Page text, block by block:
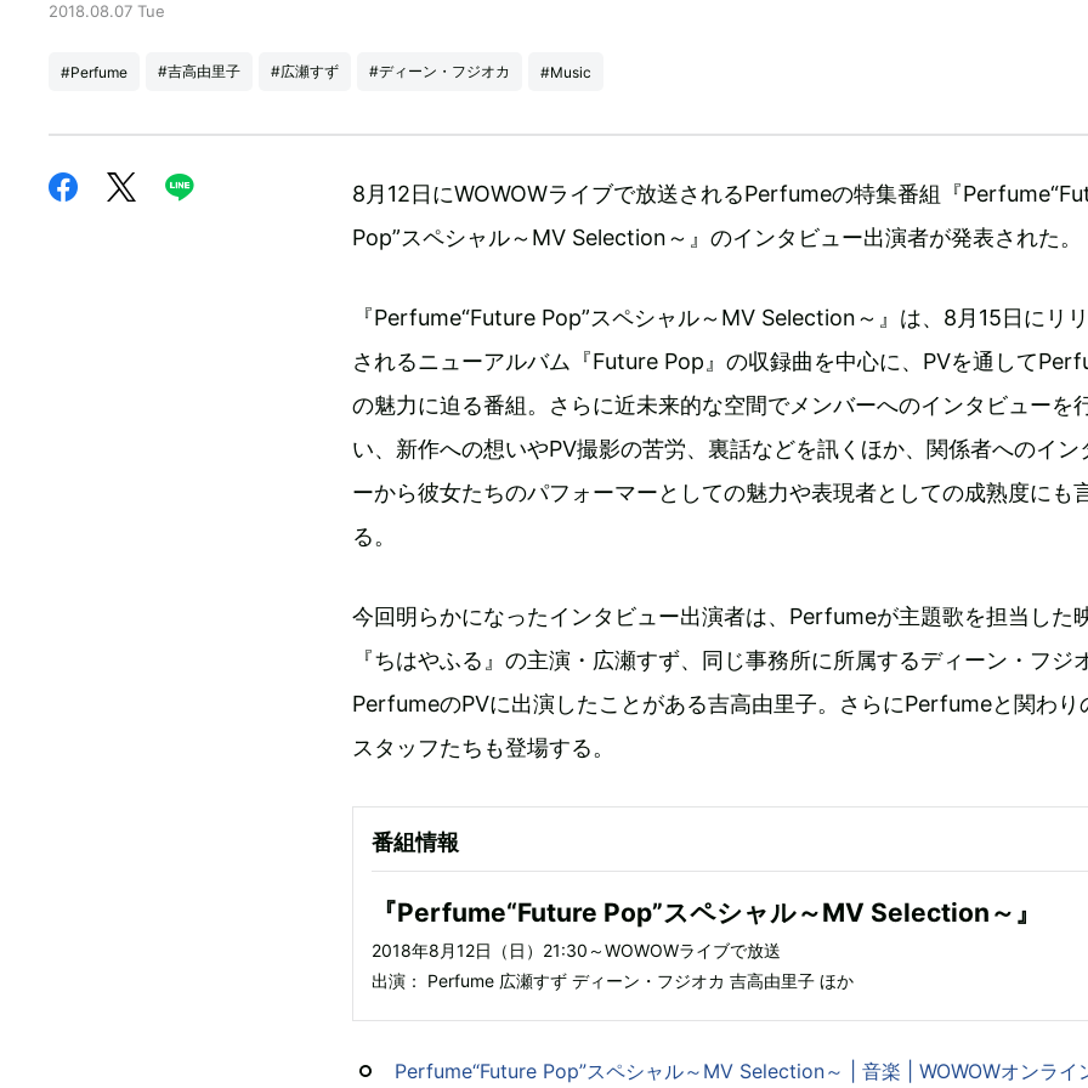
2018.08.07 Tue
#Perfume #吉高由里子 #広瀬すず #ディーン・フジオカ #Music
8月12日にWOWOWライブで放送されるPerfumeの特集番組『
Pop”スペシャル～MV Selection～』のインタビュー出演者が発表された。
『Perfume“Future Pop”スペシャル～MV Selection～』は、8月15日にリ
されるニューアルバム『Future Pop』の収録曲を中心に、PVを通して
の魅力に迫る番組。さらに近未来的な空間でメンバーへのインタビューを
い、新作への想いやPV撮影の苦労、裏話などを訊くほか、関係者へのイン
ーから彼女たちのパフォーマーとしての魅力や表現者としての成熟度にも
る。
今回明らかになったインタビュー出演者は、Perfumeが主題歌を担当した
『ちはやふる』の主演・広瀬すず、同じ事務所に所属するディーン・フジ
PerfumeのPVに出演したことがある吉高由里子。さらにPerfumeと関わり
スタッフたちも登場する。
番組情報
『Perfume“Future Pop”スペシャル～MV Selection～』
2018年8月12日（日）21:30～WOWOWライブで放送
出演： Perfume 広瀬すず ディーン・フジオカ 吉高由里子 ほか
Perfume“Future Pop”スペシャル～MV Selection～ | 音楽 | WOWOWオンライ